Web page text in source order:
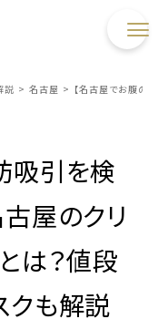
説 > 名古屋 > 【名古屋でお腹の
吸引を検
屋のクリ
は？値段
クも解説